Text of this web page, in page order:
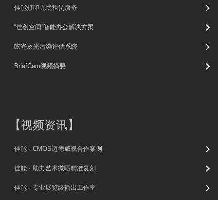
佳能打印无忧租赁服务
“佳创空间”智能办公解决方案
眩光及光污染评估系统
BriefCam视频摘要
【视频资讯】
佳能 · CMOS迈德威视合作案例
佳能 · 助力艺术微喷精准复刻
佳能 · 专业展览级输出工作室